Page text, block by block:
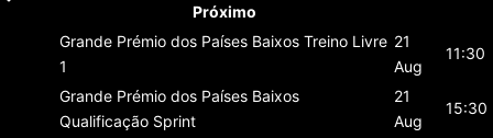
Próximo
Grande Prémio dos Países Baixos Treino Livre
1
21
Aug
11:30
Grande Prémio dos Países Baixos
Qualificação Sprint
21
Aug
15:30